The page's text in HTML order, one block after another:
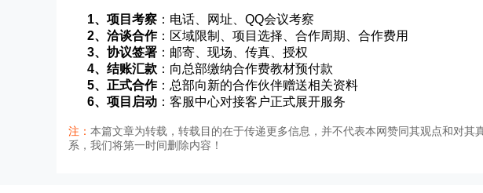
1、项目考察 ：电话、网址、QQ会议考察
2、洽谈合作：区域限制、项目选择、合作周期、合作费用
3、协议签署 ：邮寄、现场、传真、授权
4、结账汇款 ：向总部缴纳合作费教材预付款
5、正式合作：总部向新的合作伙伴赠送相关资料
6、项目启动 ：客服中心对接客户正式展开服务
注： 本篇文章为转载，转载目的在于传递更多信息，并不代表本网赞同其观点和对
系，我们将第一时间删除内容！